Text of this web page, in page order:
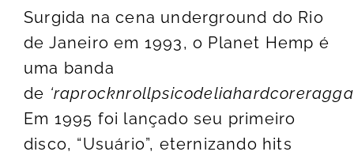
Surgida na cena underground do Rio
de Janeiro em 1993, o Planet Hemp é
uma banda
de
Em 1995 foi lançado seu primeiro
disco, “Usuário”, eternizando hits